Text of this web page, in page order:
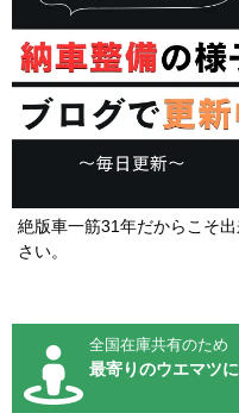
絶版車一筋31年だからこそ
さい。
全国在庫共有のため
最寄りのウエマツ